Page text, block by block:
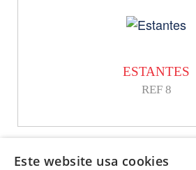
ESTANTES
REF 8
Este website usa cookies